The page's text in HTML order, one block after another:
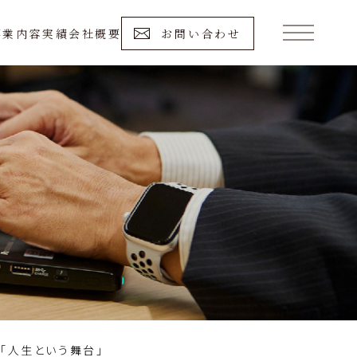
業内容実績会社概要 お問い合わせ
「人生という舞台」